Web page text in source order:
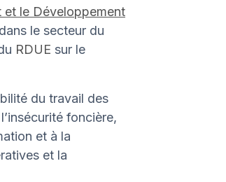
et le Développement
le secteur du
RDUE sur le
du travail des
foncière,
et à la
et la